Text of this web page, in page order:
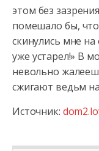
этом без
помешало бы,
скинулись мне
уже устарел!» В
невольно
сжигают ведьм
Источник: